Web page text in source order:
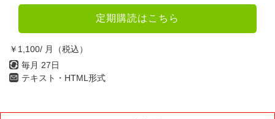
定期購読はこちら
￥1,100/ 月（税込）
毎月 27日
テキスト・HTML形式